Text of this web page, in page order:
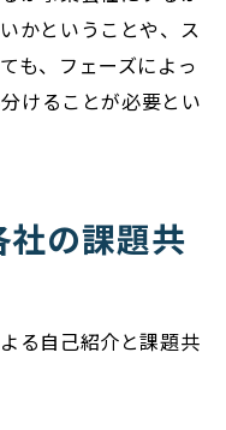
かということや、ス
も、フェーズによっ
けることが必要とい
の課題共
る自己紹介と課題共